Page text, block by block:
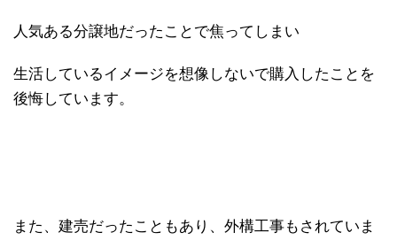
人気ある分譲地だったことで焦ってしまい
生活しているイメージを想像しないで購入したことを
後悔しています。
また、建売だったこともあり、外構工事もされていま